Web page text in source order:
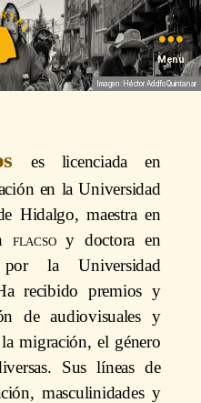
Menu
Imagen: Héctor Adolfo Quintanar
es licenciada en
en la Universidad
Hidalgo, maestra en
flacsoy doctora en
la Universidad
recibido premios y
de audiovisuales y
migración, el género
Sus líneas de
masculinidades y